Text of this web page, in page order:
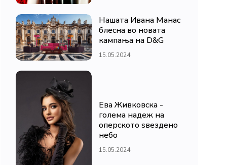
Нашата Ивана Манас
блесна во новата
кампања на D&G
15.05.2024
Ева Живковска -
голема надеж на
оперското ѕвездено
небо
15.05.2024